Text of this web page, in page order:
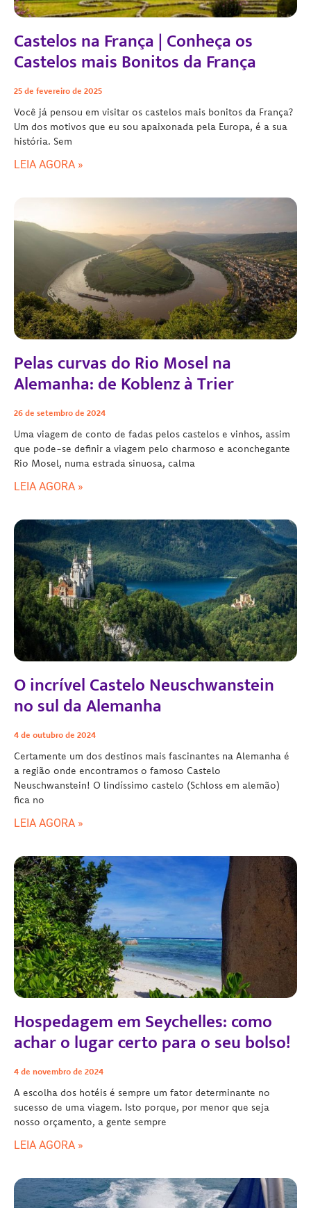
Castelos na França | Conheça os
Castelos mais Bonitos da França
25 de fevereiro de 2025
Você já pensou em visitar os castelos mais bonitos da França?
Um dos motivos que eu sou apaixonada pela Europa, é a sua
história. Sem
LEIA AGORA »
Pelas curvas do Rio Mosel na
Alemanha: de Koblenz à Trier
26 de setembro de 2024
Uma viagem de conto de fadas pelos castelos e vinhos, assim
que pode-se definir a viagem pelo charmoso e aconchegante
Rio Mosel, numa estrada sinuosa, calma
LEIA AGORA »
O incrível Castelo Neuschwanstein
no sul da Alemanha
4 de outubro de 2024
Certamente um dos destinos mais fascinantes na Alemanha é
a região onde encontramos o famoso Castelo
Neuschwanstein! O lindíssimo castelo (Schloss em alemão)
fica no
LEIA AGORA »
Hospedagem em Seychelles: como
achar o lugar certo para o seu bolso!
4 de novembro de 2024
A escolha dos hotéis é sempre um fator determinante no
sucesso de uma viagem. Isto porque, por menor que seja
nosso orçamento, a gente sempre
LEIA AGORA »